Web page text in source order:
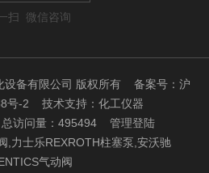
扫 微信咨询
设备有限公司 版权所有 备案号：沪
号-2 技术支持： 化工仪器
访问量：495494 管理登陆
,力士乐REXROTH柱塞泵,安沃驰
气动阀